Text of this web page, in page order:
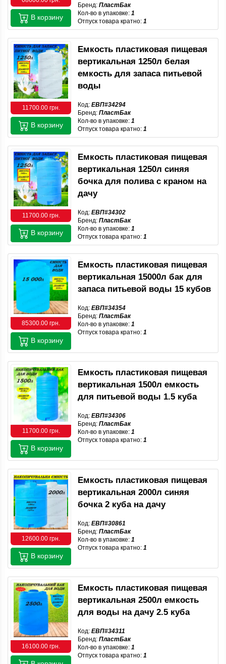
Бренд: ПластБак
Кол-во в упаковке: 1
Отпуск товара кратно: 1
В корзину
11700.00 грн.
Емкость пластиковая пищевая
вертикальная 1250л белая
емкость для запаса питьевой
воды
Код: ЕВП#34294
Бренд: ПластБак
Кол-во в упаковке: 1
Отпуск товара кратно: 1
В корзину
11700.00 грн.
Емкость пластиковая пищевая
вертикальная 1250л синяя
бочка для полива с краном на
дачу
Код: ЕВП#34302
Бренд: ПластБак
Кол-во в упаковке: 1
Отпуск товара кратно: 1
В корзину
85300.00 грн.
Емкость пластиковая пищевая
вертикальная 15000л бак для
запаса питьевой воды 15 кубов
Код: ЕВП#34354
Бренд: ПластБак
Кол-во в упаковке: 1
Отпуск товара кратно: 1
В корзину
11700.00 грн.
Емкость пластиковая пищевая
вертикальная 1500л емкость
для питьевой воды 1.5 куба
Код: ЕВП#34306
Бренд: ПластБак
Кол-во в упаковке: 1
Отпуск товара кратно: 1
В корзину
12600.00 грн.
Емкость пластиковая пищевая
вертикальная 2000л синяя
бочка 2 куба на дачу
Код: ЕВП#30861
Бренд: ПластБак
Кол-во в упаковке: 1
Отпуск товара кратно: 1
В корзину
16100.00 грн.
Емкость пластиковая пищевая
вертикальная 2500л емкость
для воды на дачу 2.5 куба
Код: ЕВП#34311
Бренд: ПластБак
Кол-во в упаковке: 1
Отпуск товара кратно: 1